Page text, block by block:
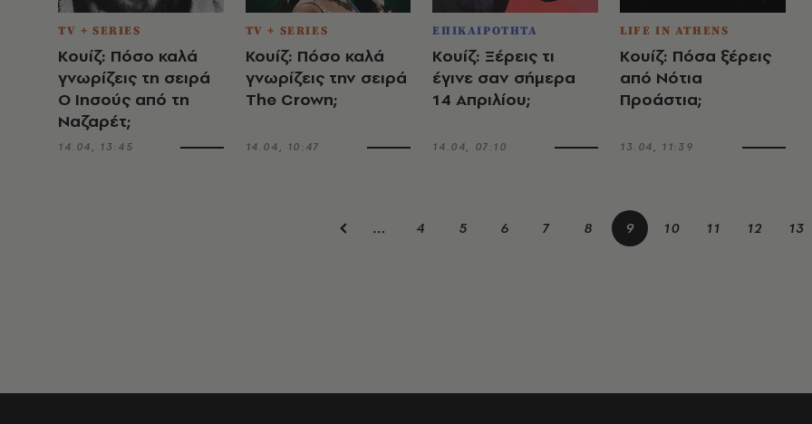
TV + SERIES
Κουίζ: Πόσο καλά
γνωρίζεις τη σειρά
Ο Ιησούς από τη
Ναζαρέτ;
14.04, 13:45
TV + SERIES
Koυίζ: Πόσο καλά
γνωρίζεις την σειρά
The Crown;
14.04, 10:47
ΕΠΙΚΑΙΡΟΤΗΤΑ
Κουίζ: Ξέρεις τι
έγινε σαν σήμερα
14 Απριλίου;
14.04, 07:10
LIFE IN ATHENS
Κουίζ: Πόσα ξέρεις
από Νότια
Προάστια;
13.04, 11:39
… 4 5 6 7 8 9 10 11 12 13